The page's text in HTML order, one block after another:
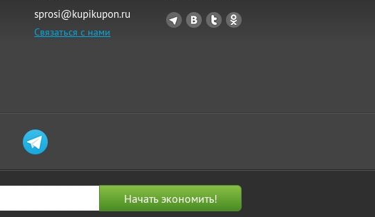
sprosi@kupikupon.ru
Связаться с нами